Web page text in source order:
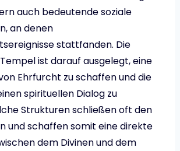
auch bedeutende soziale
an denen
stattfanden. Die
ist darauf ausgelegt, eine
Ehrfurcht zu schaffen und die
spirituellen Dialog zu
Strukturen schließen oft den
und schaffen somit eine direkte
dem Divinen und dem